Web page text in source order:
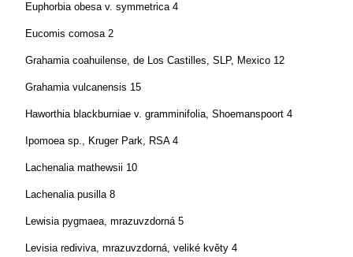
Euphorbia obesa v. symmetrica 4
Eucomis comosa 2
Grahamia coahuilense, de Los Castilles, SLP, Mexico 12
Grahamia vulcanensis 15
Haworthia blackburniae v. gramminifolia, Shoemanspoort 4
Ipomoea sp., Kruger Park, RSA 4
Lachenalia mathewsii 10
Lachenalia pusilla 8
Lewisia pygmaea, mrazuvzdorná 5
Levisia rediviva, mrazuvzdorná, veliké květy 4